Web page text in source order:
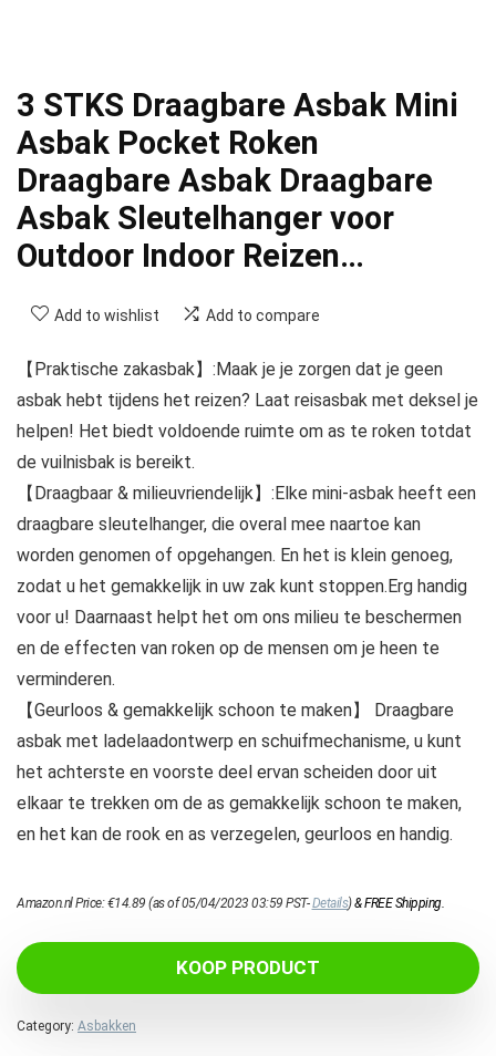
3 STKS Draagbare Asbak Mini
Asbak Pocket Roken
Draagbare Asbak Draagbare
Asbak Sleutelhanger voor
Outdoor Indoor Reizen…
Add to wishlist Add to compare
【Praktische zakasbak】:Maak je je zorgen dat je geen
asbak hebt tijdens het reizen? Laat reisasbak met deksel je
helpen! Het biedt voldoende ruimte om as te roken totdat
de vuilnisbak is bereikt.
【Draagbaar & milieuvriendelijk】:Elke mini-asbak heeft een
draagbare sleutelhanger, die overal mee naartoe kan
worden genomen of opgehangen. En het is klein genoeg,
zodat u het gemakkelijk in uw zak kunt stoppen.Erg handig
voor u! Daarnaast helpt het om ons milieu te beschermen
en de effecten van roken op de mensen om je heen te
verminderen.
【Geurloos & gemakkelijk schoon te maken】 Draagbare
asbak met ladelaadontwerp en schuifmechanisme, u kunt
het achterste en voorste deel ervan scheiden door uit
elkaar te trekken om de as gemakkelijk schoon te maken,
en het kan de rook en as verzegelen, geurloos en handig.
Amazon.nl Price:€14.89 (as of 05/04/2023 03:59 PST-Details)&FREE Shipping.
KOOP PRODUCT
Category: Asbakken